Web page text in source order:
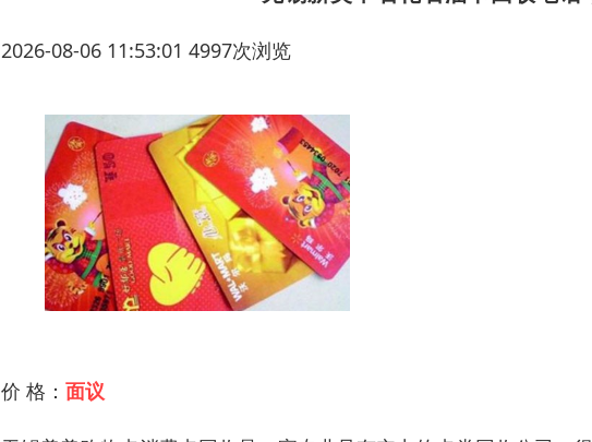
2026-08-06 11:53:01 4997次浏览
价 格： 面议